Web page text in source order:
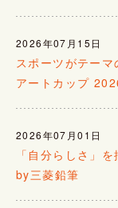
2026年07月15日
スポーツがテー
アートカップ
2026年07月01日
「自分らしさ」
by三菱鉛筆